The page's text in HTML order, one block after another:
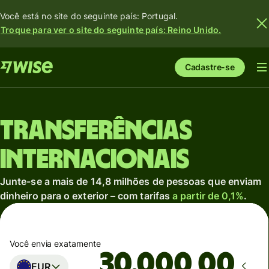
Você está no site do seguinte país: Portugal.
Troque para ver o site do seguinte país: Reino Unido.
Cadastre-se
Transferências
internacionais
Junte-se a mais de 14,8 milhões de pessoas que enviam
dinheiro para o exterior – com tarifasa partir de 0,1%.
Você envia exatamente
EUR